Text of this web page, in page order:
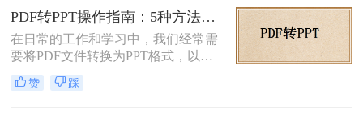
本文将介绍几种简单实用的方法，帮
助您高效完成转换。
PDF转PPT操作指南：5种方法的具体操作流程和参数设置！
在日常的工作和学习中，我们经常需
要将PDF文件转换为PPT格式，以便
进行演示或编辑。PDF文件以其固定
格式和跨平台的优势而广受欢迎，但
赞 踩